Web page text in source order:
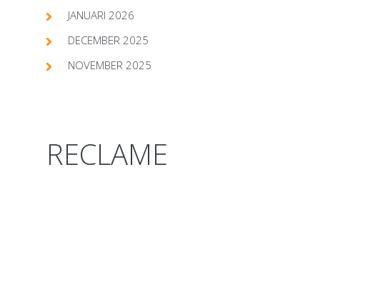
JANUARI 2026
DECEMBER 2025
NOVEMBER 2025
RECLAME